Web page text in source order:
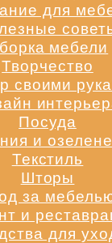
для
мебели
Творчество
своими
Посуда
и
Текстиль
Шторы
за
и
для